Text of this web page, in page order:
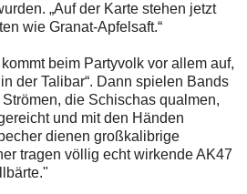
„Auf der Karte stehen jetzt
wie Granat-Apfelsaft.“
beim Partyvolk vor allem auf,
der Talibar“. Dann spielen Bands
die Schischas qualmen,
und mit den Händen
dienen großkalibrige
tragen völlig echt wirkende AK47